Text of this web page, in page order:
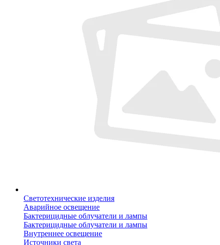
Светотехнические изделия
Аварийное освещение
Бактерицидные облучатели и лампы
Бактерицидные облучатели и лампы
Внутреннее освещение
Источники света